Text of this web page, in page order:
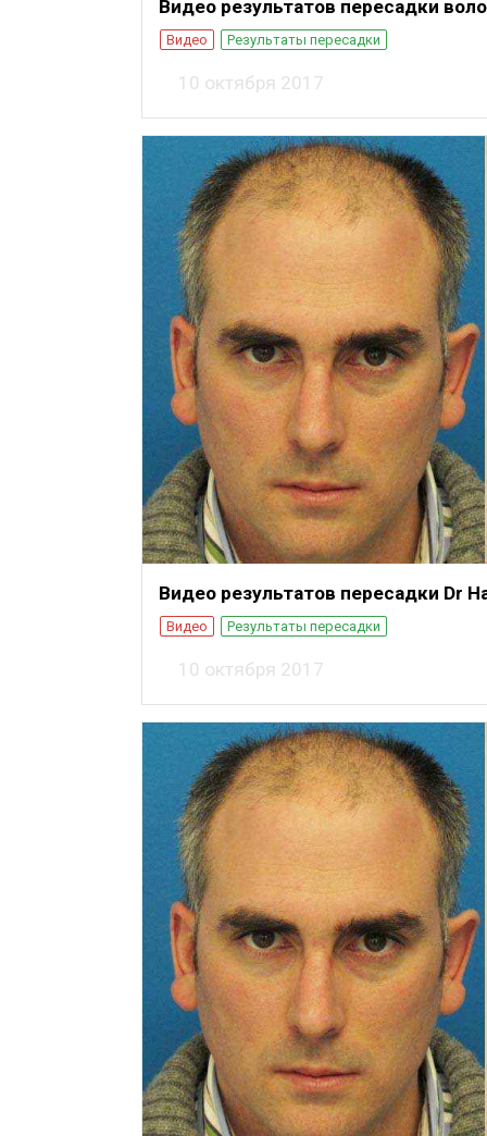
Видео результатов пересадки
Видео Результаты пересадки
10 октября 2017
Видео результатов пересадки Dr
Видео Результаты пересадки
10 октября 2017